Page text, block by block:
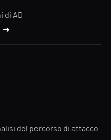
di AD
del percorso di attacco